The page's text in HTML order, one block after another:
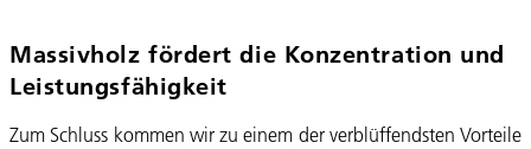
Massivholz fördert die Konzentration und
Leistungsfähigkeit
Zum Schluss kommen wir zu einem der verblüffendsten Vorteile